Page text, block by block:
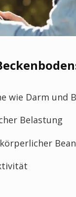
wie Darm und
Belastung